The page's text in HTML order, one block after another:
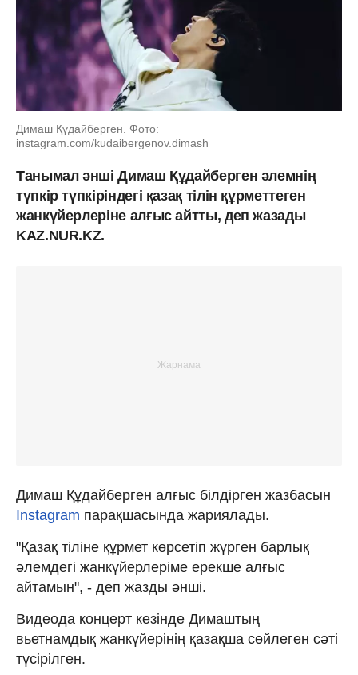
Димаш Құдайберген. Фото:
instagram.com/kudaibergenov.dimash
Танымал әнші Димаш Құдайберген әлемнің
түпкір түпкіріндегі қазақ тілін құрметтеген
жанкүйерлеріне алғыс айтты, деп жазады
KAZ.NUR.KZ.
Димаш Құдайберген алғыс білдірген жазбасын
Instagram парақшасында жариялады.
"Қазақ тіліне құрмет көрсетіп жүрген барлық
әлемдегі жанкүйерлеріме ерекше алғыс
айтамын", - деп жазды әнші.
Видеода концерт кезінде Димаштың
вьетнамдық жанкүйерінің қазақша сөйлеген сәті
түсірілген.